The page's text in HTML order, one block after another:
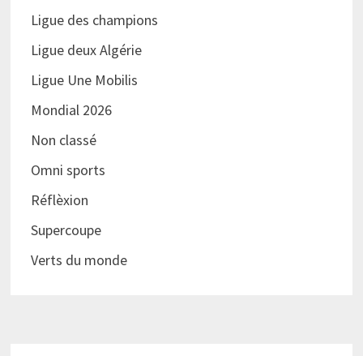
Ligue des champions
Ligue deux Algérie
Ligue Une Mobilis
Mondial 2026
Non classé
Omni sports
Réflèxion
Supercoupe
Verts du monde